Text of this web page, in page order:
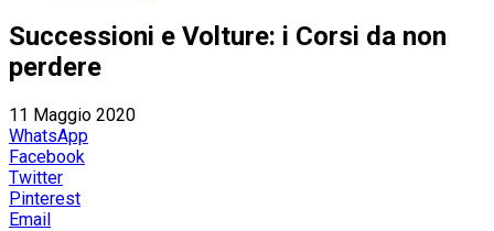
Successioni e Volture: i Corsi da non
perdere
11 Maggio 2020
WhatsApp
Facebook
Twitter
Pinterest
Email